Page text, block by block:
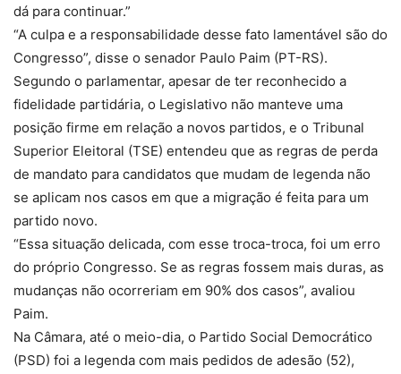
dá para continuar.”
“A culpa e a responsabilidade desse fato lamentável são do
Congresso”, disse o senador Paulo Paim (PT-RS).
Segundo o parlamentar, apesar de ter reconhecido a
fidelidade partidária, o Legislativo não manteve uma
posição firme em relação a novos partidos, e o Tribunal
Superior Eleitoral (TSE) entendeu que as regras de perda
de mandato para candidatos que mudam de legenda não
se aplicam nos casos em que a migração é feita para um
partido novo.
“Essa situação delicada, com esse troca-troca, foi um erro
do próprio Congresso. Se as regras fossem mais duras, as
mudanças não ocorreriam em 90% dos casos”, avaliou
Paim.
Na Câmara, até o meio-dia, o Partido Social Democrático
(PSD) foi a legenda com mais pedidos de adesão (52),